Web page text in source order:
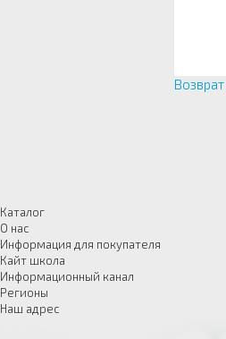
Каталог
О нас
Информация для покупателя
Кайт школа
Информационный канал
Регионы
Наш адрес